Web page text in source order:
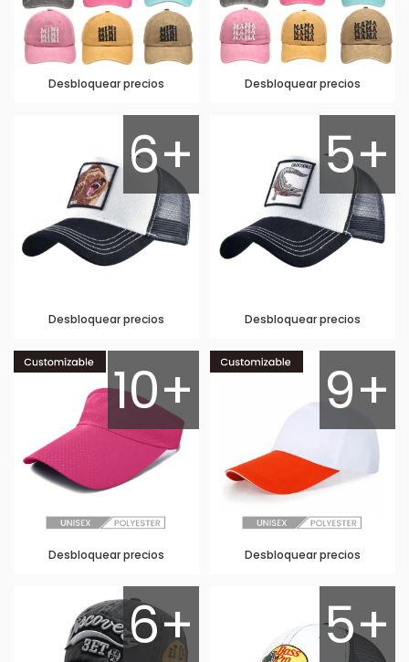
Desbloquear precios Desbloquear precios
6+
Desbloquear precios
5+
Desbloquear precios
10+
Desbloquear precios
9+
Desbloquear precios
6+ 5+